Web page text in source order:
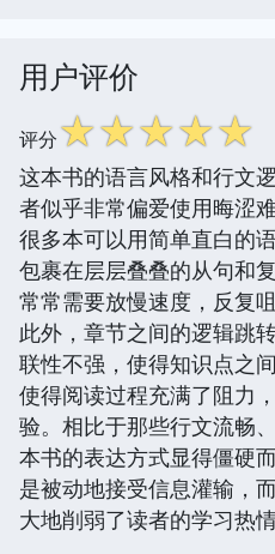
用户评价
评分☆☆☆☆☆
这本书的语言风格和行文
者似乎非常偏爱使用晦涩
很多本可以用简单直白的
包裹在层层叠叠的从句和
常常需要放慢速度，反复
此外，章节之间的逻辑跳
联性不强，使得知识点之
使得阅读过程充满了阻力
验。相比于那些行文流畅
本书的表达方式显得僵硬
是被动地接受信息灌输，
大地削弱了读者的学习热情